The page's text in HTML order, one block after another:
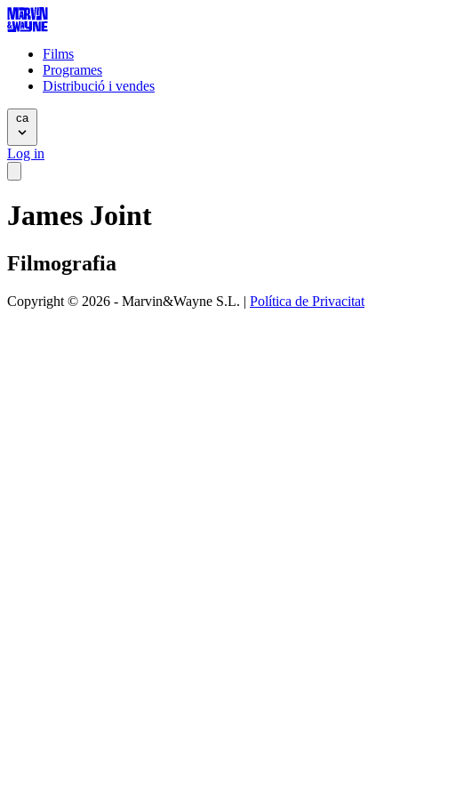
Films
Programes
Distribució i vendes
ca
Log in
James Joint
Filmografia
Copyright © 2026 - Marvin&Wayne S.L. | Política de Privacitat